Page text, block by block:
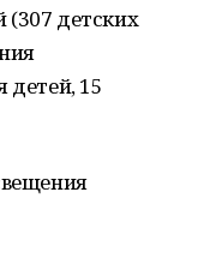
(307 детских
детей, 15